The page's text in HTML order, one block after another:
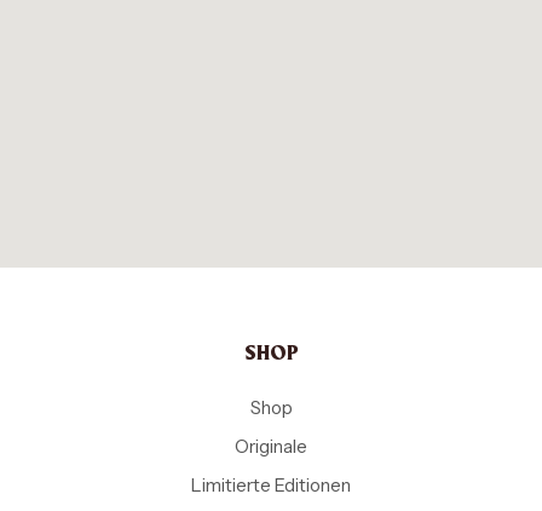
SHOP
Shop
Originale
Limitierte Editionen